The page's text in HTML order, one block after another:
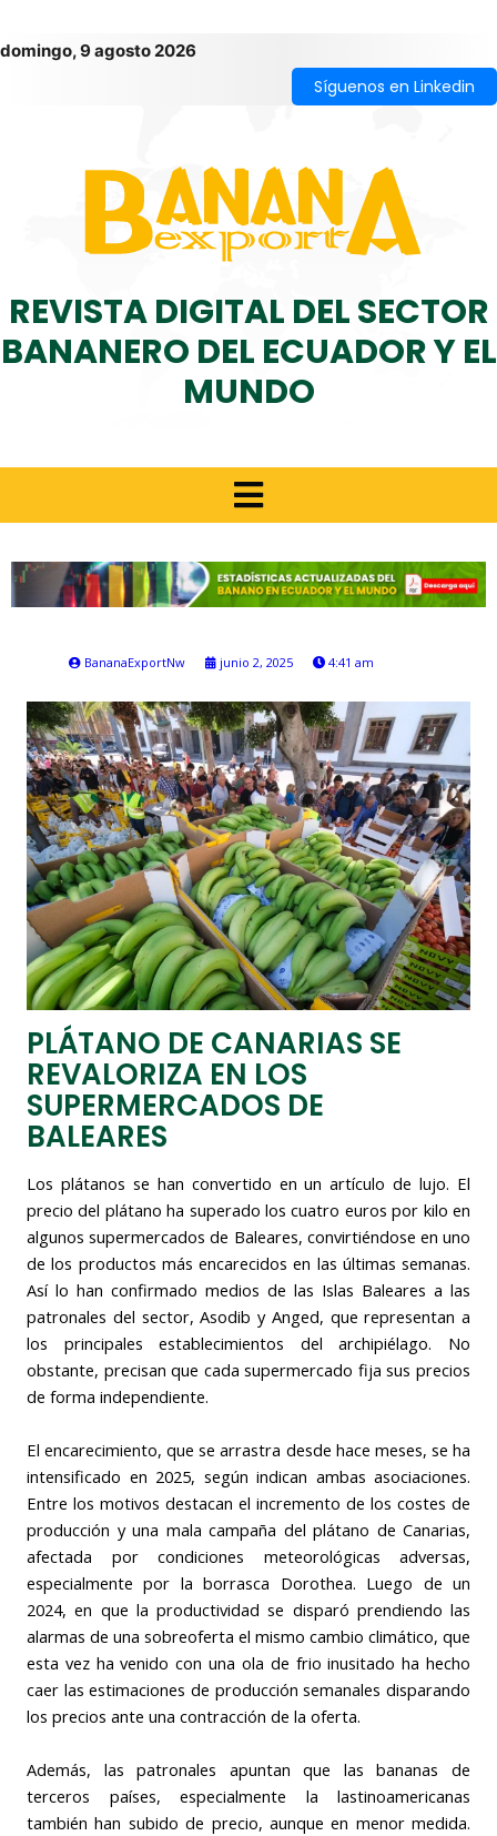
domingo, 9 agosto 2026
Síguenos en Linkedin
REVISTA DIGITAL DEL SECTOR
BANANERO DEL ECUADOR Y EL
MUNDO
BananaExportNw junio 2, 2025 4:41 am
PLÁTANO DE CANARIAS SE
REVALORIZA EN LOS
SUPERMERCADOS DE
BALEARES
Los plátanos se han convertido en un artículo de lujo. El
precio del plátano ha superado los cuatro euros por kilo en
algunos supermercados de Baleares, convirtiéndose en uno
de los productos más encarecidos en las últimas semanas.
Así lo han confirmado medios de las Islas Baleares a las
patronales del sector, Asodib y Anged, que representan a
los principales establecimientos del archipiélago. No
obstante, precisan que cada supermercado fija sus precios
de forma independiente.
El encarecimiento, que se arrastra desde hace meses, se ha
intensificado en 2025, según indican ambas asociaciones.
Entre los motivos destacan el incremento de los costes de
producción y una mala campaña del plátano de Canarias,
afectada por condiciones meteorológicas adversas,
especialmente por la borrasca Dorothea. Luego de un
2024, en que la productividad se disparó prendiendo las
alarmas de una sobreoferta el mismo cambio climático, que
esta vez ha venido con una ola de frio inusitado ha hecho
caer las estimaciones de producción semanales disparando
los precios ante una contracción de la oferta.
Además, las patronales apuntan que las bananas de
terceros países, especialmente la lastinoamericanas
también han subido de precio, aunque en menor medida.